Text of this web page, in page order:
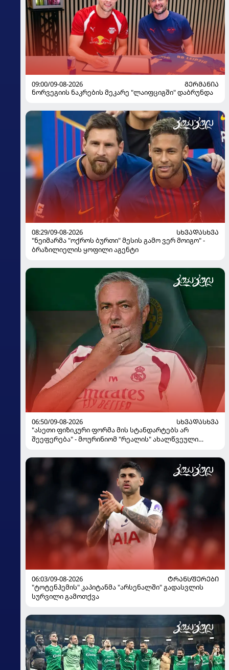
09:00/09-08-2026
ᲒᲔᲠᲛᲐᲜᲘᲐ
ნორვეგიის ნაკრების მეკარე "ლაიფციგში" დაბრუნდა
08:29/09-08-2026
ᲡᲮᲕᲐᲓᲐᲡᲮᲕᲐ
"ნეიმარმა "ოქროს ბურთი" მესის გამო ვერ მოიგო" -
ბრაზილიელის ყოფილი აგენტი
06:50/09-08-2026
ᲡᲮᲕᲐᲓᲐᲡᲮᲕᲐ
"ასეთი ფიზიკური ფორმა მის სტანდარტებს არ
შეეფერება" - მოურინიომ "რეალის" ახალწვეული
06:03/09-08-2026
ᲢᲠᲐᲜᲡᲤᲔᲠᲔᲑᲘ
"ტოტენჰემის" კაპიტანმა "არსენალში" გადასვლის
სურვილი გამოთქვა